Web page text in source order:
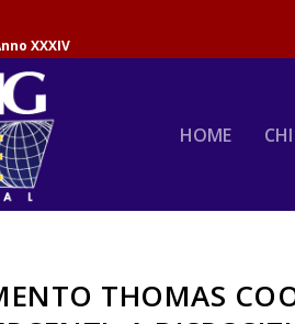
XXXIV
HOME
THOMAS